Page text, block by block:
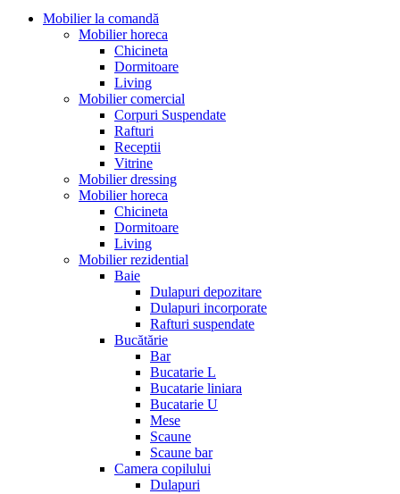
Mobilier la comandă
Mobilier horeca
Chicineta
Dormitoare
Living
Mobilier comercial
Corpuri Suspendate
Rafturi
Receptii
Vitrine
Mobilier dressing
Mobilier horeca
Chicineta
Dormitoare
Living
Mobilier rezidential
Baie
Dulapuri depozitare
Dulapuri incorporate
Rafturi suspendate
Bucătărie
Bar
Bucatarie L
Bucatarie liniara
Bucatarie U
Mese
Scaune
Scaune bar
Camera copilului
Dulapuri